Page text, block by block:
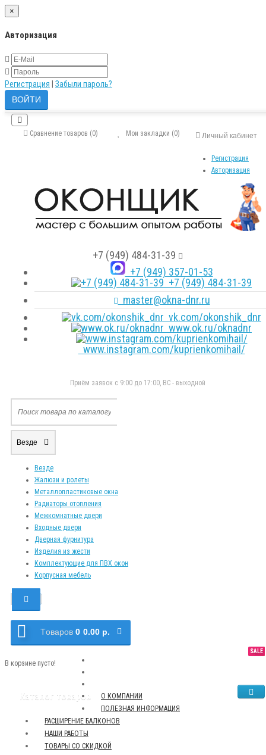
×
Авторизация
Регистрация Забыли пароль?
Личный кабинет
Регистрация
Авторизация
Мои закладки (0)
Сравнение товаров (0)
+7 (949) 484-31-39
+7 (949) 357-01-53
+7 (949) 484-31-39
master@okna-dnr.ru
vk.com/okonshik_dnr
www.ok.ru/oknadnr
www.instagram.com/kuprienkomihail/
Приём заявок с 9:00 до 17:00, ВС - выходной
Везде
Везде
Жалюзи и ролеты
Металлопластиковые окна
Радиаторы отопления
Межкомнатные двери
Входные двери
Дверная фурнитура
Изделия из жести
Комплектующие для ПВХ окон
Корпусная мебель
Tоваров 0 0.00 р.
В корзине пусто!
Каталог товаров
О КОМПАНИИ
ПОЛЕЗНАЯ ИНФОРМАЦИЯ
NEW
РАСШИРЕНИЕ БАЛКОНОВ
TOP
НАШИ РАБОТЫ
SALE
ТОВАРЫ СО СКИДКОЙ